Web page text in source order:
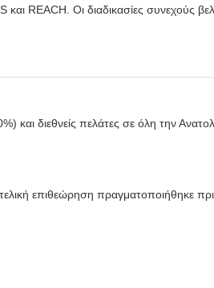
REACH. Οι διαδικασίες συνεχούς
και διεθνείς πελάτες σε όλη την
επιθεώρηση πραγματοποιήθηκε